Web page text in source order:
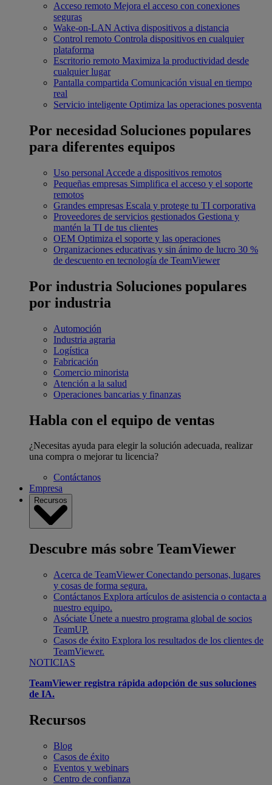
Acceso remoto Mejora el acceso con conexiones
seguras
Wake-on-LAN Activa dispositivos a distancia
Control remoto Controla dispositivos en cualquier
plataforma
Escritorio remoto Maximiza la productividad desde
cualquier lugar
Pantalla compartida Comunicación visual en tiempo
real
Servicio inteligente Optimiza las operaciones posventa
Por necesidad Soluciones populares
para diferentes equipos
Uso personal Accede a dispositivos remotos
Pequeñas empresas Simplifica el acceso y el soporte
remotos
Grandes empresas Escala y protege tu TI corporativa
Proveedores de servicios gestionados Gestiona y
mantén la TI de tus clientes
OEM Optimiza el soporte y las operaciones
Organizaciones educativas y sin ánimo de lucro 30 %
de descuento en tecnología de TeamViewer
Por industria Soluciones populares
por industria
Automoción
Industria agraria
Logística
Fabricación
Comercio minorista
Atención a la salud
Operaciones bancarias y finanzas
Habla con el equipo de ventas
¿Necesitas ayuda para elegir la solución adecuada, realizar
una compra o mejorar tu licencia?
Contáctanos
Empresa
Recursos
Descubre más sobre TeamViewer
Acerca de TeamViewer Conectando personas, lugares
y cosas de forma segura.
Contáctanos Explora artículos de asistencia o contacta a
nuestro equipo.
Asóciate Únete a nuestro programa global de socios
TeamUP.
Casos de éxito Explora los resultados de los clientes de
TeamViewer.
NOTICIAS
TeamViewer registra rápida adopción de sus soluciones
de IA.
Recursos
Blog
Casos de éxito
Eventos y webinars
Centro de confianza